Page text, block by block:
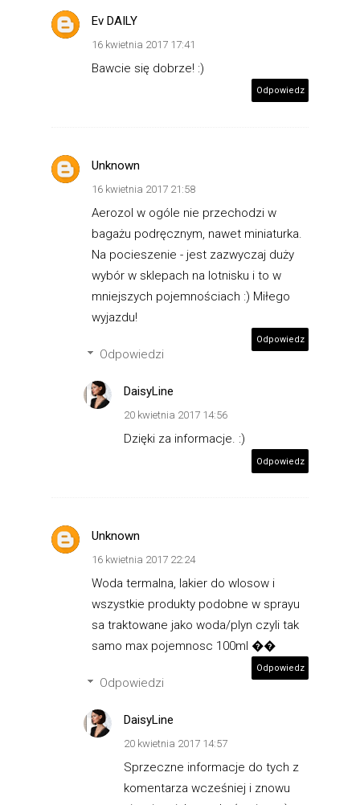
Ev DAILY
16 kwietnia 2017 17:41
Bawcie się dobrze! :)
Odpowiedz
Unknown
16 kwietnia 2017 21:58
Aerozol w ogóle nie przechodzi w
bagażu podręcznym, nawet miniaturka.
Na pocieszenie - jest zazwyczaj duży
wybór w sklepach na lotnisku i to w
mniejszych pojemnościach :) Miłego
wyjazdu!
Odpowiedz
Odpowiedzi
DaisyLine
20 kwietnia 2017 14:56
Dzięki za informacje. :)
Odpowiedz
Unknown
16 kwietnia 2017 22:24
Woda termalna, lakier do wlosow i
wszystkie produkty podobne w sprayu
sa traktowane jako woda/plyn czyli tak
samo max pojemnosc 100ml ��
Odpowiedz
Odpowiedzi
DaisyLine
20 kwietnia 2017 14:57
Sprzeczne informacje do tych z
komentarza wcześniej i znowu